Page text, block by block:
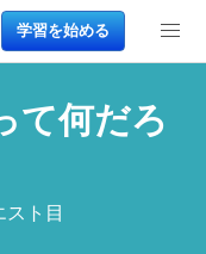
学習を始める
て何だろ
スト目